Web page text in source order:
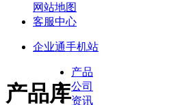
网站地图
客服中心
企业通手机站
产品库
产品
公司
资讯